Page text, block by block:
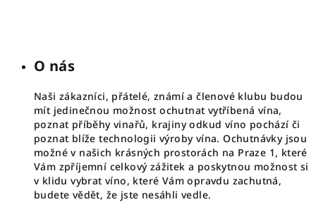
O nás
Naši zákazníci, přátelé, známí a členové klubu budou
mít jedinečnou možnost ochutnat vytříbená vína,
poznat příběhy vinařů, krajiny odkud víno pochází či
poznat blíže technologii výroby vína. Ochutnávky jsou
možné v našich krásných prostorách na Praze 1, které
Vám zpříjemní celkový zážitek a poskytnou možnost si
v klidu vybrat víno, které Vám opravdu zachutná,
budete vědět, že jste nesáhli vedle.